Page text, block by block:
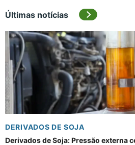
Últimas notícias
DERIVADOS DE SOJA
Derivados de Soja: Pressão externa